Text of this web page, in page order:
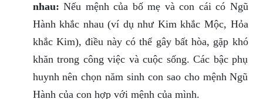
nhau: Nếu mệnh của bố mẹ và con cái có Ngũ
Hành khắc nhau (ví dụ như Kim khắc Mộc, Hỏa
khắc Kim), điều này có thể gây bất hòa, gặp khó
khăn trong công việc và cuộc sống. Các bậc phụ
huynh nên chọn năm sinh con sao cho mệnh Ngũ
Hành của con hợp với mệnh của mình.